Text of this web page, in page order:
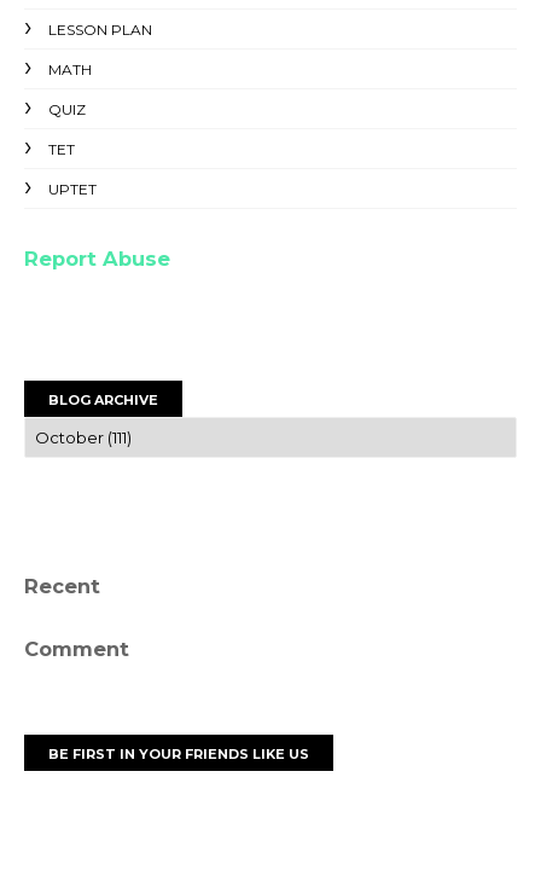
LESSON PLAN
MATH
QUIZ
TET
UPTET
Report Abuse
BLOG ARCHIVE
Recent
Comment
BE FIRST IN YOUR FRIENDS LIKE US